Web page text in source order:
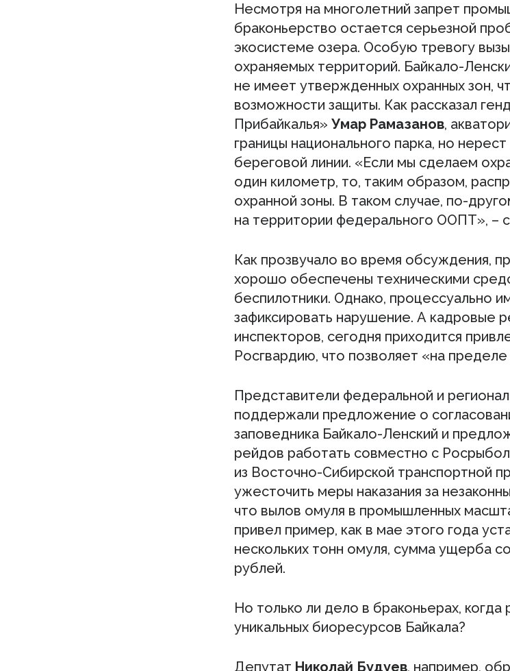
Несмотря на многолетний запрет
браконьерство остается серьезной
экосистеме озера. Особую тревогу
охраняемых территорий. Байкало-
не имеет утвержденных охранных зон,
возможности защиты. Как рассказал
Прибайкалья» Умар Рамазанов,
границы национального парка, но
береговой линии. «Если мы сделаем
один километр, то, таким образом,
охранной зоны. В таком случае, по-
на территории федерального ООПТ», –
Как прозвучало во время обсуждения,
хорошо обеспечены техническими
беспилотники. Однако, процессуально
зафиксировать нарушение. А кадровые
инспекторов, сегодня приходится
Росгвардию, что позволяет «на пределе
Представители федеральной и
поддержали предложение о
заповедника Байкало-Ленский и
рейдов работать совместно с
из Восточно-Сибирской транспортной
ужесточить меры наказания за
что вылов омуля в промышленных
привел пример, как в мае этого года
нескольких тонн омуля, сумма ущерба
рублей.
Но только ли дело в браконьерах, когда
уникальных биоресурсов Байкала?
Депутат Николай Будуев, например,